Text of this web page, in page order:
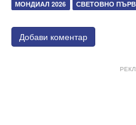
МОНДИАЛ 2026 СВЕТОВНО
Добави коментар